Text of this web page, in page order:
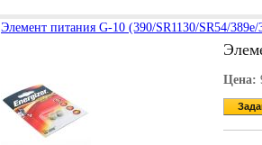
Элемент питания G-10 (390/SR1130/SR54/
Цена: